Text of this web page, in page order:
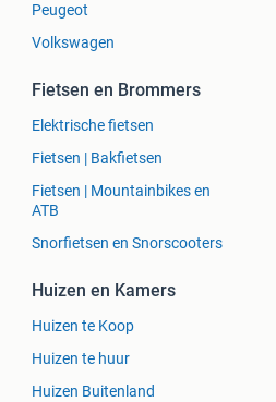
Peugeot
Volkswagen
Fietsen en Brommers
Elektrische fietsen
Fietsen | Bakfietsen
Fietsen | Mountainbikes en
ATB
Snorfietsen en Snorscooters
Huizen en Kamers
Huizen te Koop
Huizen te huur
Huizen Buitenland